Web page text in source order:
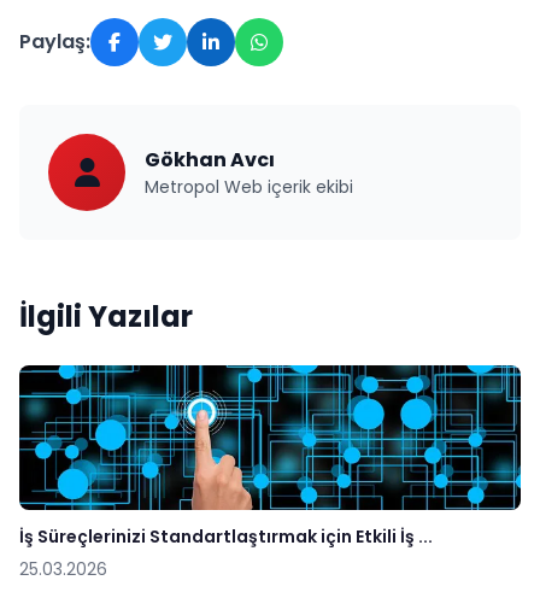
Paylaş:
Gökhan Avcı
Metropol Web içerik ekibi
İlgili Yazılar
İş Süreçlerinizi Standartlaştırmak için Etkili İş ...
25.03.2026